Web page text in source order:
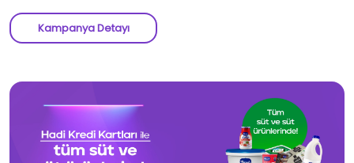
Kampanya Detayı